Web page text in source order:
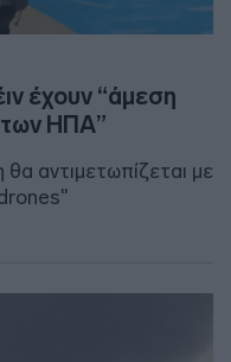
έχουν “άμεση
των ΗΠΑ”
αντιμετωπίζεται με